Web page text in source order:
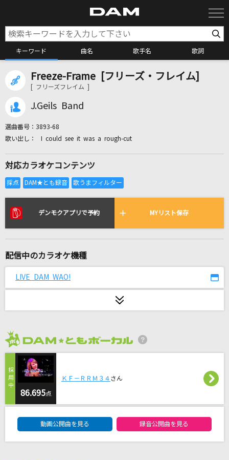
キーワード 曲名 歌手名 歌詞
カラオケ検索
全国りれき
リアルタイムで歌われている曲の一覧
ジレンマ
[良音]月光花
Kanaria
[生音]魔法の絨毯
神経がワレタ寒い夜
PIERROT(Pierrot)
Freeze-Frame [フリーズ・フレイム]
[ フリーズフレイム ]
J.Geils Band
選曲番号： 3893-68
I could see it was a rough-cut
対応カラオケコンテンツ
デンモクアプリで予約 MYリスト保存
配信中のカラオケ機種
LIVE DAM WAO!
86.695点
ＫＦ－ＲＲＭ３４ さん
動画公開曲を見る 録音公開曲を見る